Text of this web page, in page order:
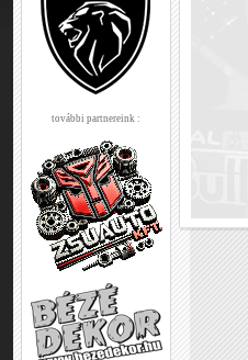
további partnereink :